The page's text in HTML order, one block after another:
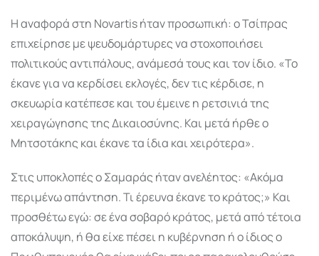
Η αναφορά στη Novartis ήταν προσωπική: ο Τσίπρας
επιχείρησε με ψευδομάρτυρες να στοχοποιήσει
πολιτικούς αντιπάλους, ανάμεσά τους και τον ίδιο. «Το
έκανε για να κερδίσει εκλογές, δεν τις κέρδισε, η
σκευωρία κατέπεσε και του έμεινε η ρετσινιά της
χειραγώγησης της Δικαιοσύνης. Και μετά ήρθε ο
Μητσοτάκης και έκανε τα ίδια και χειρότερα».
Στις υποκλοπές ο Σαμαράς ήταν ανελέητος: «Ακόμα
περιμένω απάντηση. Τι έρευνα έκανε το κράτος;» Και
προσθέτω εγώ: σε ένα σοβαρό κράτος, μετά από τέτοια
αποκάλυψη, ή θα είχε πέσει η κυβέρνηση ή ο ίδιος ο